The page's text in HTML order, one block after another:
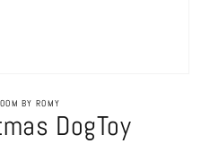
BY ROMY
DogToy